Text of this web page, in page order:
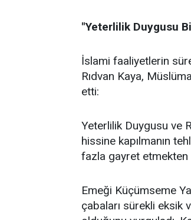
"Yeterlilik Duygusu
İslami faaliyetlerin
Rıdvan Kaya,
etti:
Yeterlilik Duygusu ve
hissine kapılmanın
fazla gayret etmekten
Emeği Küçümseme
çabaları sürekli